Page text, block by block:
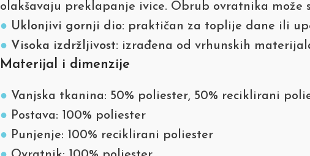
olakšavaju preklapanje ivice. Obrub ovratnika može
● Uklonjivi gornji dio: praktičan za toplije dane ili
● Visoka izdržljivost: izrađena od vrhunskih
Materijal i dimenzije
● Vanjska tkanina: 50% poliester, 50% reciklirani
● Postava: 100% poliester
● Punjenje: 100% reciklirani poliester